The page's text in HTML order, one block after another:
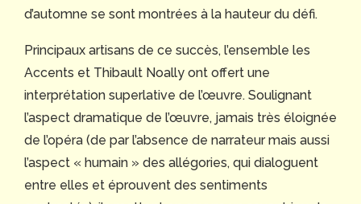
d’automne se sont montrées à la hauteur du défi.
Principaux artisans de ce succès, l’ensemble les
Accents et Thibault Noally ont offert une
interprétation superlative de l’œuvre. Soulignant
l’aspect dramatique de l’œuvre, jamais très éloignée
de l’opéra (de par l’absence de narrateur mais aussi
l’aspect « humain » des allégories, qui dialoguent
entre elles et éprouvent des sentiments